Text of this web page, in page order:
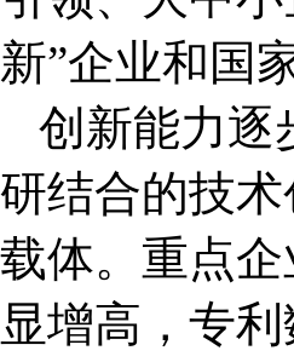
新”企业和国
创新能力逐
研结合的技
载体。重点
显增高，专